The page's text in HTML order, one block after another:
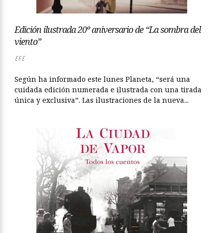
Edición ilustrada 20º aniversario de “La sombra del
viento”
EFE
Según ha informado este lunes Planeta, “será una
cuidada edición numerada e ilustrada con una tirada
única y exclusiva”. Las ilustraciones de la nueva...